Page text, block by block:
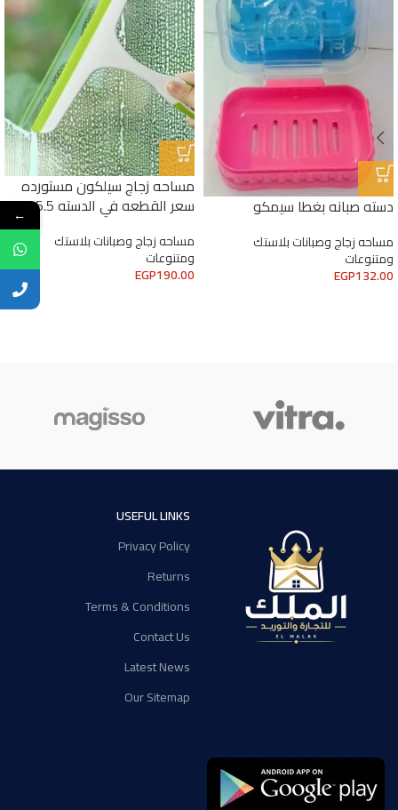
دسته صبانه بغطا سيمكو
مساحه زجاج وصبانات بلاستك
ومتنوعات
EGP132.00
مساحه زجاج سيلكون مستورده
سعر القطعه في الدسته 15.5
مساحه زجاج وصبانات بلاستك
ومتنوعات
EGP190.00
USEFUL LINKS
Privacy Policy
Returns
Terms & Conditions
Contact Us
Latest News
Our Sitemap
←